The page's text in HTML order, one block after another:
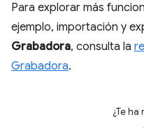
Para explorar más
ejemplo, importación y
Grabadora, consulta la
Grabadora.
¿Te